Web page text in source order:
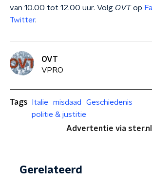
van 10.00 tot 12.00 uur. Volg OVTop
Twitter.
OVT
VPRO
Tags Italie misdaad
Geschiedenis
politie & justitie
Advertentie via ster.nl
Gerelateerd